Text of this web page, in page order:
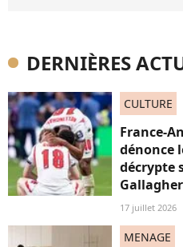
DERNIÈRES
CULTURE
France-
dénonce
décrypte
17 juillet 2026
MENAGE